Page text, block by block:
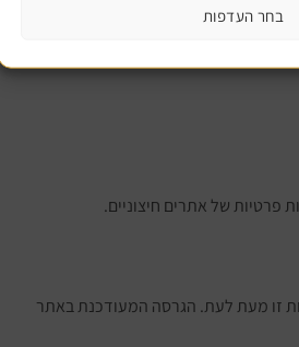
בחר העדפות
פרטיות של אתרים חיצוניים.
זו מעת לעת. הגרסה המעודכנת באתר